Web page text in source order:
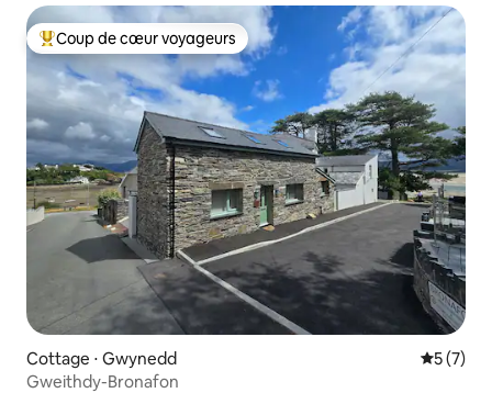
Coups de cœur voyageurs les plus appréciés
Coup de cœur voyageurs
Cottage ⋅ Gwynedd
5 (7)
Gweithdy-Bronafon